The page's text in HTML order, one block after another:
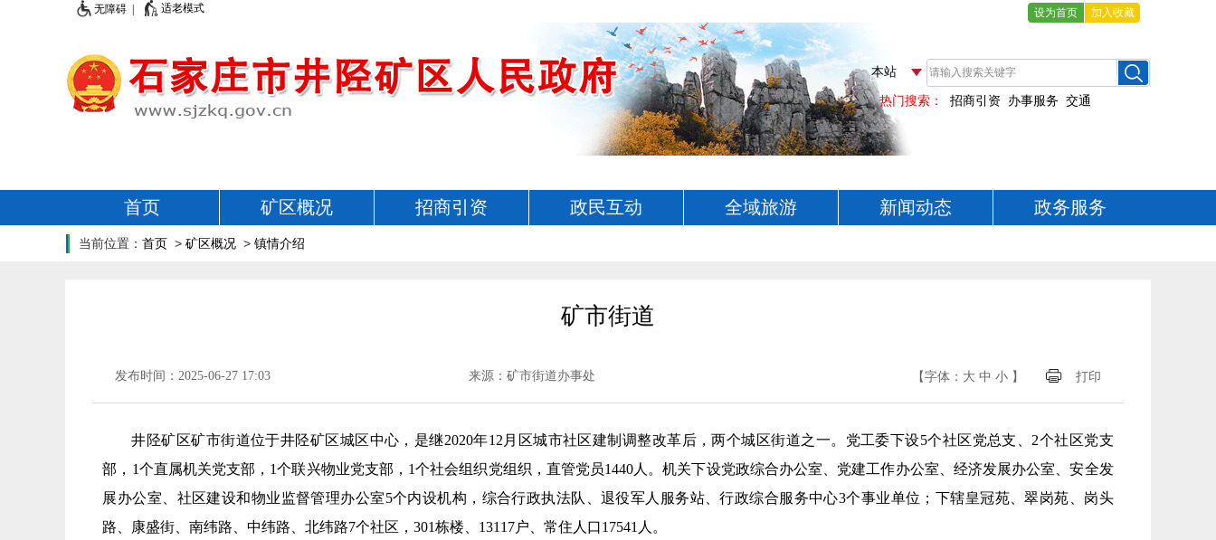
无障碍 | 适老模式 设为首页 加入收藏
首页 矿区概况 招商引资 政民互动 全域旅游 新闻动态 政务服务
当前位置： 首页 > 矿区概况 > 镇情介绍
矿市街道
发布时间：2025-06-27 17:03 来源：矿市街道办事处 【字体： 大 中 小 】 打印
井陉矿区矿市街道位于井陉矿区城区中心，是继2020年12月区城市社区建制调整改革后，两个城区街道之一。党工委下设5个社区党总支、2个社区党支
部，1个直属机关党支部，1个联兴物业党支部，1个社会组织党组织，直管党员1440人。机关下设党政综合办公室、党建工作办公室、经济发展办公室、安全发
展办公室、社区建设和物业监督管理办公室5个内设机构，综合行政执法队、退役军人服务站、行政综合服务中心3个事业单位；下辖皇冠苑、翠岗苑、岗头
路、康盛街、南纬路、中纬路、北纬路7个社区，301栋楼、13117户、常住人口17541人。